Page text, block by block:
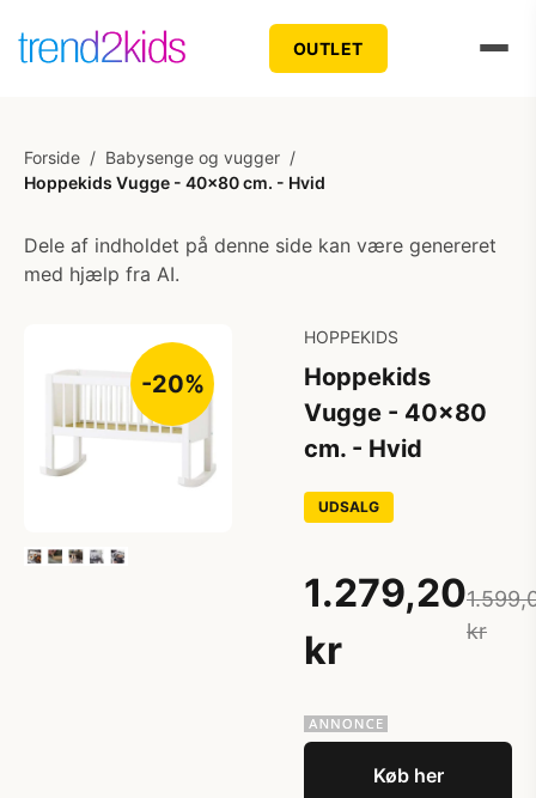
OUTLET
Forside / Babysenge og vugger /
Hoppekids Vugge - 40x80 cm. - Hvid
Dele af indholdet på denne side kan være genereret
med hjælp fra AI.
-20%
HOPPEKIDS
Hoppekids
Vugge - 40x80
cm. - Hvid
UDSALG
1.279,20
kr
kr
Køb her